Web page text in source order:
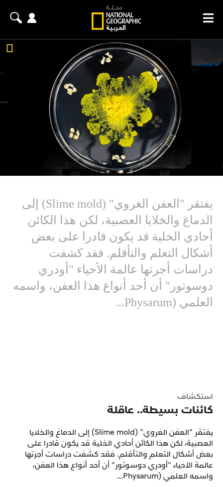
يفتقر "العفن الغروي" (Slime mold) إلى
الدماغ والخلايا العصبية، لكن هذا الكائن
أحادي الخلية قد يكون قادرا على بعض
أشكال التعلم والتأقلم. فقد كشفت
دراسات أجرتها عالمة الأحياء "أودري
دوسوتور" أن أحد أنواع هذا العفن، واسمه
العلمي (Physarum...
استكشاف
كائنات بسيطة.. عاقلة
يفتقر "العفن الغروي" (Slime mold) إلى الدماغ والخلايا
العصبية، لكن هذا الكائن أحادي الخلية قد يكون قادرا على
بعض أشكال التعلم والتأقلم. فقد كشفت دراسات أجرتها
عالمة الأحياء "أودري دوسوتور" أن أحد أنواع هذا العفن،
واسمه العلمي (Physarum...